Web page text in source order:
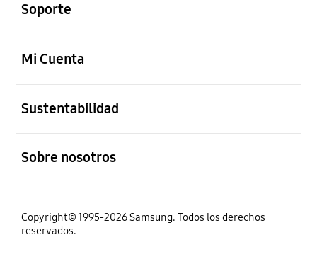
Soporte
Mi Cuenta
Sustentabilidad
Sobre nosotros
Copyright© 1995-2026 Samsung. Todos los derechos
reservados.